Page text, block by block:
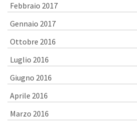
Febbraio 2017
Gennaio 2017
Ottobre 2016
Luglio 2016
Giugno 2016
Aprile 2016
Marzo 2016